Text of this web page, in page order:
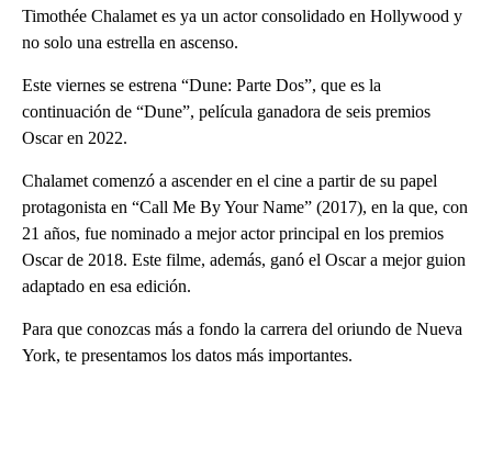
Timothée Chalamet es ya un actor consolidado en Hollywood y
no solo una estrella en ascenso.
Este viernes se estrena “Dune: Parte Dos”, que es la
continuación de “Dune”, película ganadora de seis premios
Oscar en 2022.
Chalamet comenzó a ascender en el cine a partir de su papel
protagonista en “Call Me By Your Name” (2017), en la que, con
21 años, fue nominado a mejor actor principal en los premios
Oscar de 2018. Este filme, además, ganó el Oscar a mejor guion
adaptado en esa edición.
Para que conozcas más a fondo la carrera del oriundo de Nueva
York, te presentamos los datos más importantes.